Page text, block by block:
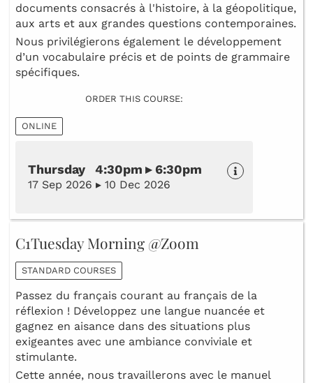
documents consacrés à l'histoire, à la géopolitique,
aux arts et aux grandes questions contemporaines.
Nous privilégierons également le développement
d’un vocabulaire précis et de points de grammaire
spécifiques.
ORDER THIS COURSE:
ONLINE
Thursday 4:30pm ▸ 6:30pm
17 Sep 2026 ▸ 10 Dec 2026
C1Tuesday Morning @Zoom
STANDARD COURSES
Passez du français courant au français de la
réflexion ! Développez une langue nuancée et
gagnez en aisance dans des situations plus
exigeantes avec une ambiance conviviale et
stimulante.
Cette année, nous travaillerons avec le manuel